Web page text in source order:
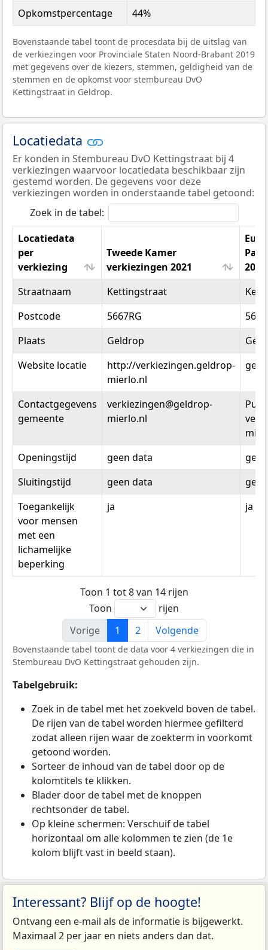
Opkomstpercentage 44%
Bovenstaande tabel toont de procesdata bij de uitslag van
de verkiezingen voor Provinciale Staten Noord-Brabant 2019
met gegevens over de kiezers, stemmen, geldigheid van de
stemmen en de opkomst voor stembureau DvO
Kettingstraat in Geldrop.
Locatiedata
Er konden in Stembureau DvO Kettingstraat bij 4
verkiezingen waarvoor locatiedata beschikbaar zijn
gestemd worden. De gegevens voor deze
verkiezingen worden in onderstaande tabel getoond:
Zoek in de tabel:
Locatiedata
per
verkiezing
Tweede Kamer
verkiezingen 2021
2019
Locatiedata
per
verkiezing
Tweede Kamer
verkiezingen 2021
2019
Straatnaam Kettingstraat
Postcode
5667RG
Plaats
Geldrop
Website locatie
http://verkiezingen.geldrop-
mierlo.nl
Contactgegevens
gemeente
verkiezingen@geldrop-
mierlo.nl
Openingstijd
geen data
Sluitingstijd
geen data
Toegankelijk
voor mensen
met een
lichamelijke
beperking
ja ja
Toon 1 tot 8 van 14 rijen
Toon
rijen
Vorige
1 2 Volgende
Bovenstaande tabel toont de data voor 4 verkiezingen die in
Stembureau DvO Kettingstraat gehouden zijn.
Tabelgebruik:
Zoek in de tabel met het zoekveld boven de tabel.
De rijen van de tabel worden hiermee gefilterd
zodat alleen rijen waar de zoekterm in voorkomt
getoond worden.
Sorteer de inhoud van de tabel door op de
kolomtitels te klikken.
Blader door de tabel met de knoppen
rechtsonder de tabel.
Op kleine schermen: Verschuif de tabel
horizontaal om alle kolommen te zien (de 1e
kolom blijft vast in beeld staan).
Interessant? Blijf op de hoogte!
Ontvang een e-mail als de informatie is bijgewerkt.
Maximaal 2 per jaar en niets anders dan dat.